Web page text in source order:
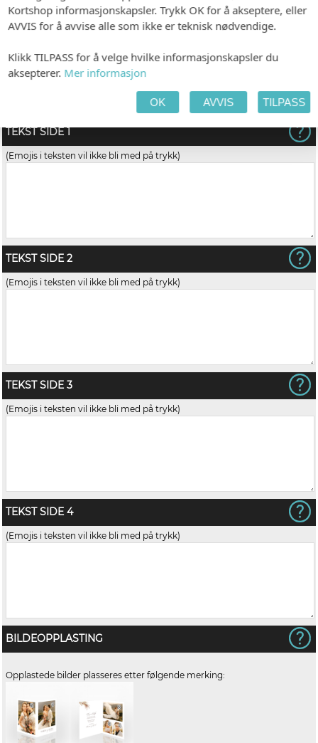
TEKST SIDE 1
(Emojis i teksten vil ikke bli med på trykk)
TEKST SIDE 2
(Emojis i teksten vil ikke bli med på trykk)
TEKST SIDE 3
(Emojis i teksten vil ikke bli med på trykk)
TEKST SIDE 4
(Emojis i teksten vil ikke bli med på trykk)
BILDEOPPLASTING
Opplastede bilder plasseres etter følgende merking:
Kortshop informasjonskapsler. Trykk OK for å akseptere, eller
AVVIS for å avvise alle som ikke er teknisk nødvendige.
Klikk TILPASS for å velge hvilke informasjonskapsler du
aksepterer. Mer informasjon
OK AVVIS TILPASS